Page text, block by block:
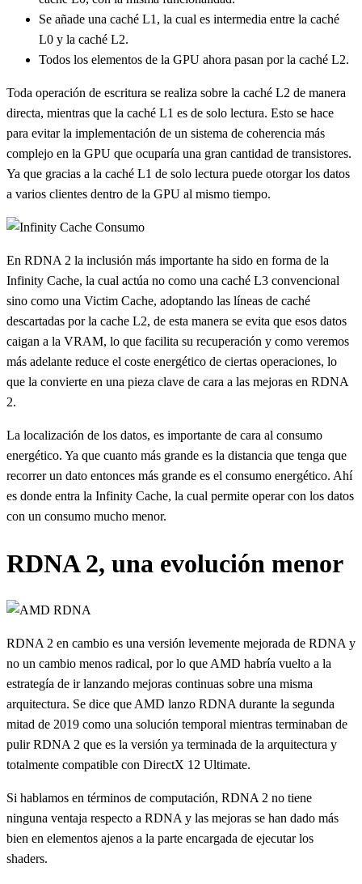
Se añade una caché L1, la cual es intermedia entre la caché
L0 y la caché L2.
Todos los elementos de la GPU ahora pasan por la caché L2.
Toda operación de escritura se realiza sobre la caché L2 de manera
directa, mientras que la caché L1 es de solo lectura. Esto se hace
para evitar la implementación de un sistema de coherencia más
complejo en la GPU que ocuparía una gran cantidad de transistores.
Ya que gracias a la caché L1 de solo lectura puede otorgar los datos
a varios clientes dentro de la GPU al mismo tiempo.
En RDNA 2 la inclusión más importante ha sido en forma de la
Infinity Cache, la cual actúa no como una caché L3 convencional
sino como una Victim Cache, adoptando las líneas de caché
descartadas por la cache L2, de esta manera se evita que esos datos
caigan a la VRAM, lo que facilita su recuperación y como veremos
más adelante reduce el coste energético de ciertas operaciones, lo
que la convierte en una pieza clave de cara a las mejoras en RDNA
2.
La localización de los datos, es importante de cara al consumo
energético. Ya que cuanto más grande es la distancia que tenga que
recorrer un dato entonces más grande es el consumo energético. Ahí
es donde entra la Infinity Cache, la cual permite operar con los datos
con un consumo mucho menor.
RDNA 2, una evolución menor
RDNA 2 en cambio es una versión levemente mejorada de RDNA y
no un cambio menos radical, por lo que AMD habría vuelto a la
estrategía de ir lanzando mejoras continuas sobre una misma
arquitectura. Se dice que AMD lanzo RDNA durante la segunda
mitad de 2019 como una solución temporal mientras terminaban de
pulir RDNA 2 que es la versión ya terminada de la arquitectura y
totalmente compatible con DirectX 12 Ultimate.
Si hablamos en términos de computación, RDNA 2 no tiene
ninguna ventaja respecto a RDNA y las mejoras se han dado más
bien en elementos ajenos a la parte encargada de ejecutar los
shaders.